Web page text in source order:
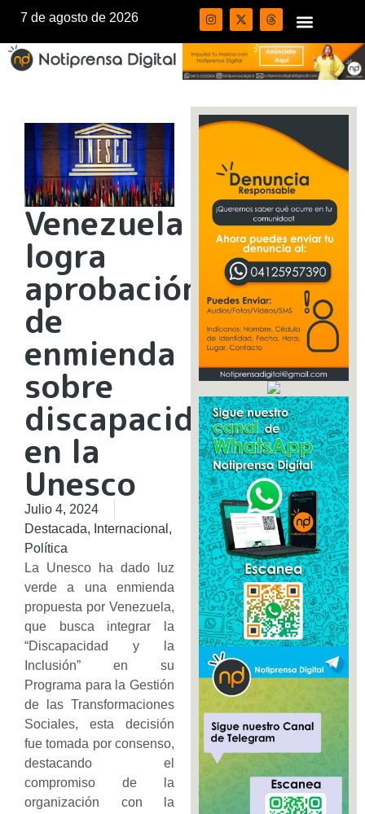
7 de agosto de 2026
Venezuela
logra
aprobación
de
enmienda
sobre
discapacidad
en la
Unesco
Julio 4, 2024
Destacada, Internacional ,
Política
La Unesco ha dado luz
verde a una enmienda
propuesta por Venezuela,
que busca integrar la
“Discapacidad y la
Inclusión” en su
Programa para la Gestión
de las Transformaciones
Sociales, esta decisión
fue tomada por consenso,
destacando el
compromiso de la
organización con la